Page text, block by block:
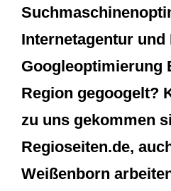
Internetagentur und
Googleoptimierung
Region gegoogelt?
zu uns gekommen
Regioseiten.de,
Weißenborn